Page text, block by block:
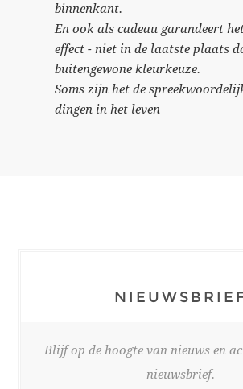
binnenkant.
En ook als cadeau garandeert
effect - niet in de laatste plaats
buitengewone kleurkeuze.
Soms zijn het de
dingen in het leven
NIEUWSBRIEF
Blijf op de hoogte van nieuws en
nieuwsbrief.